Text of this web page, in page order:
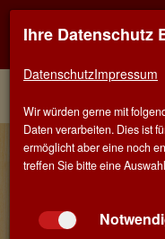
Wein-
Juli
Wein-
Veröffentlicht
Ihre Datenschutz
DatenschutzImpressum
Wir würden gerne mit
Daten verarbeiten. Dies ist
ermöglicht aber eine noch
treffen Sie bitte eine